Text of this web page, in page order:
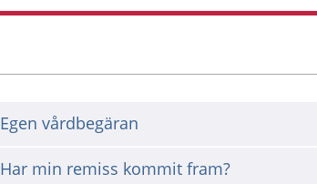
Egen vårdbegäran
Har min remiss kommit fram?